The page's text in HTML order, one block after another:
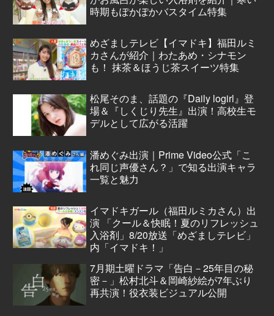
時期もぽかぽかバスタイム特集
めざましテレビ【イマドキ】福田ルミ
カさんが紹介｜わたあめ・シナモン
も！ 抹茶＆ほうじ茶スイーツ特集
松尾そのま、話題の『Daily logirl』登
場＆『しくじり先生』出演！高校生モ
デルとして広がる活躍
潘めぐみ出演｜Prime Video公式「こ
れ同じ声優さん？」で知る出演キャラ
一覧と魅力
イマドキガール（福田ルミカさん）出
演 「クール＆快眠！夏のリフレッシュ
入浴剤」8/20放送「めざましテレビ」
内「イマドキ！」
7月期土曜ドラマ「告白－25年目の秘
密－」松村北斗＆岡崎紗絵が7年ぶり
再共演！役衣装ビジュアル公開